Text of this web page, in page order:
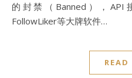
的封禁（Banned），API
FollowLiker等大牌软件…
READ